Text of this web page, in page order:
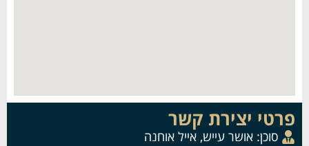
פרטי יצירת קשר
סוכן: אושר עייש, אייל אוחנה